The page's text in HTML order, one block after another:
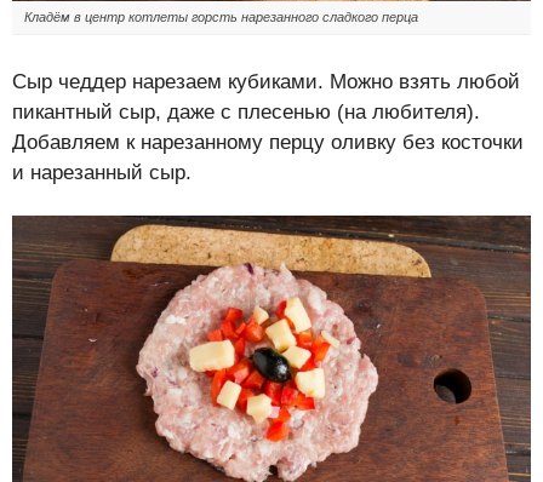
Кладём в центр котлеты горсть нарезанного сладкого перца
Сыр чеддер нарезаем кубиками. Можно взять любой
пикантный сыр, даже с плесенью (на любителя).
Добавляем к нарезанному перцу оливку без косточки
и нарезанный сыр.